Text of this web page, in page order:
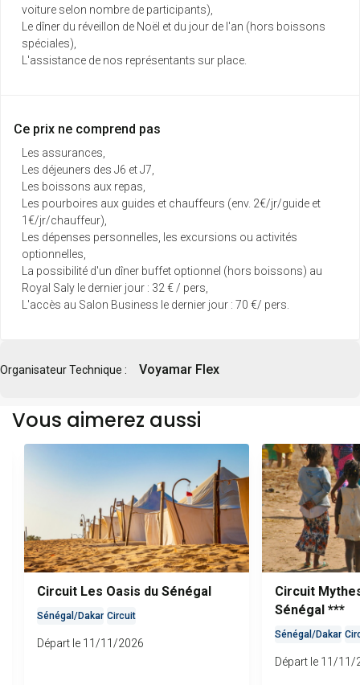
voiture selon nombre de participants),
Le dîner du réveillon de Noël et du jour de l'an (hors boissons
spéciales),
L'assistance de nos représentants sur place.
Ce prix ne comprend pas
Les assurances,
Les déjeuners des J6 et J7,
Les boissons aux repas,
Les pourboires aux guides et chauffeurs (env. 2€/jr/guide et
1€/jr/chauffeur),
Les dépenses personnelles, les excursions ou activités
optionnelles,
La possibilité d'un dîner buffet optionnel (hors boissons) au
Royal Saly le dernier jour : 32 € / pers,
L'accès au Salon Business le dernier jour : 70 €/ pers.
Organisateur Technique : Voyamar Flex
Vous aimerez aussi
Circuit Les Oasis du Sénégal
Sénégal /Dakar Circuit
Départ le 11/11/2026
Circuit
Sénégal ***
Sénégal /Dakar
Départ le 11/11/